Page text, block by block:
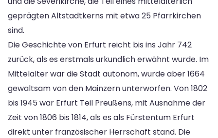
geprägten Altstadtkerns mit etwa 25 Pfarrkirchen
sind.
Die Geschichte von Erfurt reicht bis ins Jahr 742
zurück, als es erstmals urkundlich erwähnt wurde. Im
Mittelalter war die Stadt autonom, wurde aber 1664
gewaltsam von den Mainzern unterworfen. Von 1802
bis 1945 war Erfurt Teil Preußens, mit Ausnahme der
Zeit von 1806 bis 1814, als es als Fürstentum Erfurt
direkt unter französischer Herrschaft stand. Die